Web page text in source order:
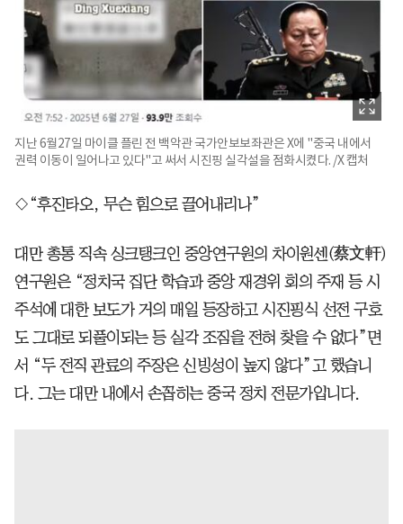
지난 6월27일 마이클 플린 전 백악관 국가안보보좌관은 X에 "중국 내에서
권력 이동이 일어나고 있다"고 써서 시진핑 실각설을 점화시켰다. /X 캡처
◇“후진타오, 무슨 힘으로 끌어내리나”
대만 총통 직속 싱크탱크인 중앙연구원의 차이원센(蔡文軒)
연구원은 “정치국 집단 학습과 중앙 재경위 회의 주재 등 시
주석에 대한 보도가 거의 매일 등장하고 시진핑식 선전 구호
도 그대로 되풀이되는 등 실각 조짐을 전혀 찾을 수 없다”면
서 “두 전직 관료의 주장은 신빙성이 높지 않다”고 했습니
다. 그는 대만 내에서 손꼽히는 중국 정치 전문가입니다.